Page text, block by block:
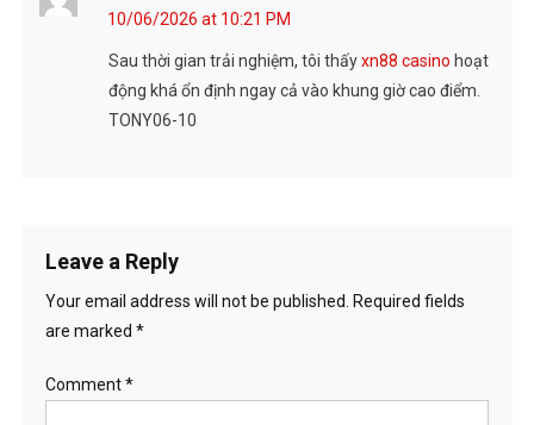
10/06/2026 at 10:21 PM
Sau thời gian trải nghiệm, tôi thấyxn88 casino hoạt
động khá ổn định ngay cả vào khung giờ cao điểm.
TONY06-10
Leave a Reply
Your email address will not be published.
Required fields
are marked *
Comment*